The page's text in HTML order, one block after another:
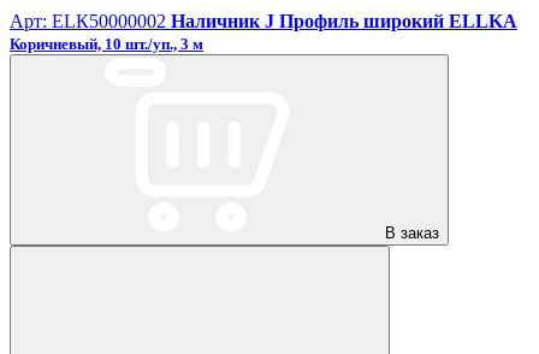
Арт: ЕLК50000002 Наличник J Профиль широкий ELLKA
Коричневый, 10 шт./уп., 3 м
В заказ